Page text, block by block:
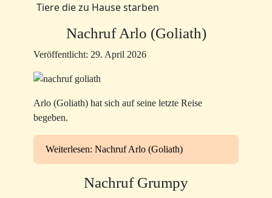
Tiere die zu Hause starben
Nachruf Arlo (Goliath)
Veröffentlicht: 29. April 2026
Arlo (Goliath) hat sich auf seine letzte Reise
begeben.
Weiterlesen: Nachruf Arlo (Goliath)
Nachruf Grumpy